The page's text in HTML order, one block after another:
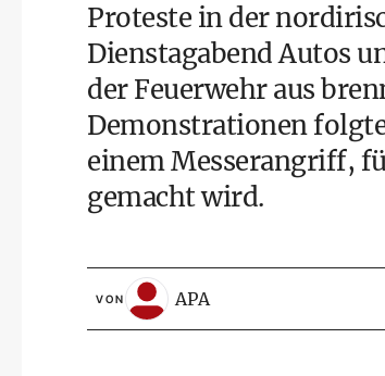
Proteste in der
Dienstagabend Autos
der Feuerwehr aus
Demonstrationen
einem Messerangriff,
gemacht wird.
VON APA